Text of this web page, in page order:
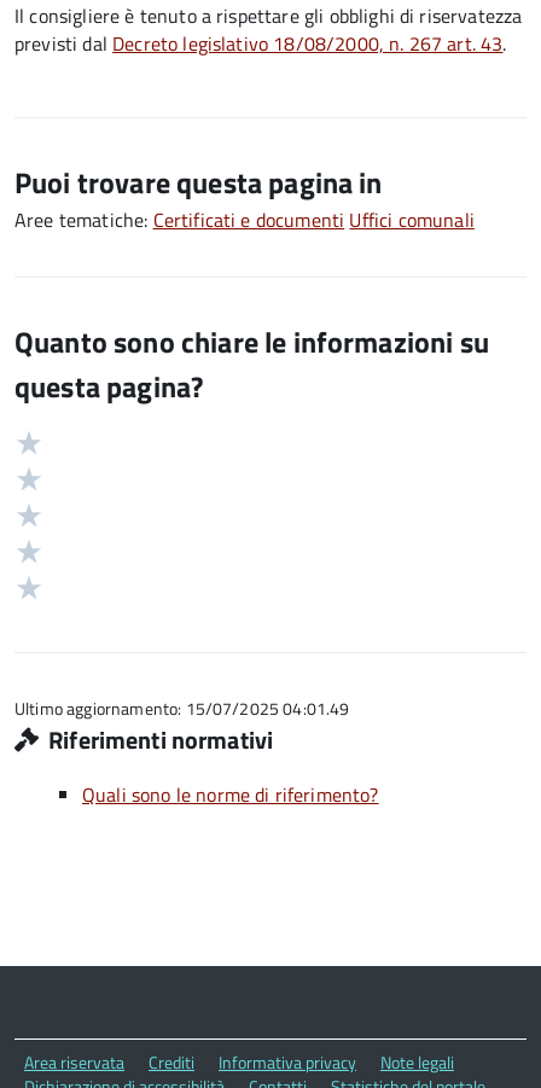
Il consigliere è tenuto a rispettare gli obblighi di riservatezza
previsti dal Decreto legislativo 18/08/2000, n. 267 art. 43.
Puoi trovare questa pagina in
Aree tematiche: Certificati e documenti Uffici comunali
Quanto sono chiare le informazioni su
questa pagina?
Valutazione
5
Ultimo aggiornamento: 15/07/2025 04:01.49
Riferimenti normativi
Quali sono le norme di riferimento?
Area riservata Crediti Informativa privacy
Note legali